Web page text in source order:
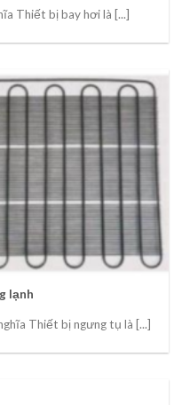
Thiết bị bay hơi là [...]
lạnh
Thiết bị ngưng tụ là [...]